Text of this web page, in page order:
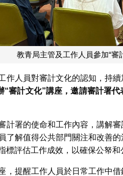
教青局主管及工作人員參加“審
作人員對審計文化的認知，持
“審計文化”講座，邀請審計署代
計署的使命和工作內容，講解
了解值得公共部門關注和改善
標評估工作成效，以確保公帑和
，提醒工作人員於日常工作中